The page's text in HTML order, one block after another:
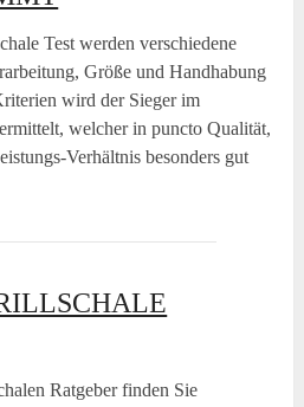
Test werden verschiedene
Größe und Handhabung
wird der Sieger im
welcher in puncto Qualität,
Verhältnis besonders gut
Ratgeber finden Sie